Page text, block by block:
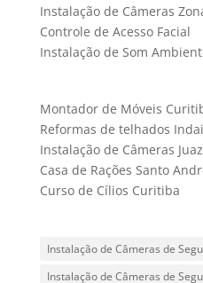
Instalação de Câmeras
Controle de Acesso Facial
Instalação de Som
Montador de Móveis
Reformas de telhados
Instalação de Câmeras
Casa de Rações Santo
Curso de Cílios Curitiba
Instalação de Câmeras de
Instalação de Câmeras de